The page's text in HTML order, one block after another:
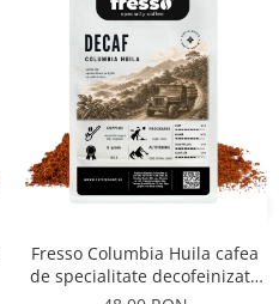
Fresso Columbia Huila cafea
de specialitate decofeinizată
proaspăt prăjită și măcinată